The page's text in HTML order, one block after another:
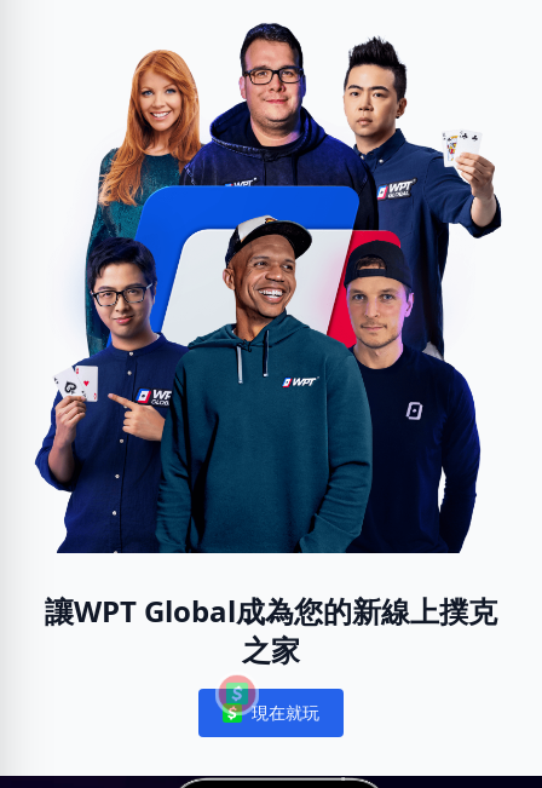
讓WPT Global成為您的新線上撲克
之家
Notifications
現在就玩